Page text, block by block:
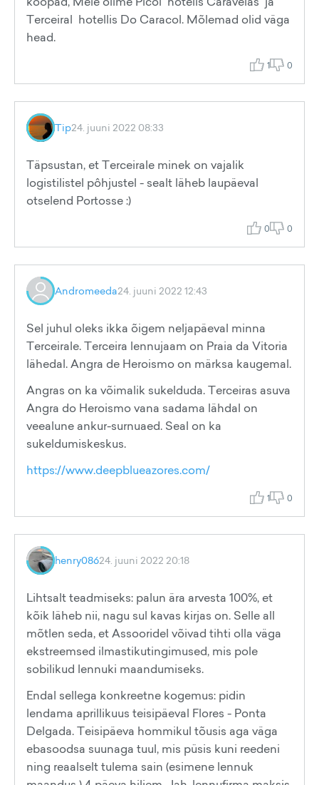
Terceiral hotellis Do Caracol. Mõlemad olid väga
head.
1 0
Tip24. juuni 2022 08:33
Täpsustan, et Terceirale minek on vajalik
logistilistel pôhjustel - sealt läheb laupäeval
otselend Portosse :)
0 0
Andromeeda24. juuni 2022 12:43
Sel juhul oleks ikka õigem neljapäeval minna
Terceirale. Terceira lennujaam on Praia da Vitoria
lähedal. Angra de Heroismo on märksa kaugemal.
Angras on ka võimalik sukelduda. Terceiras asuva
Angra do Heroismo vana sadama lähdal on
veealune ankur-surnuaed. Seal on ka
sukeldumiskeskus.
https://www.deepblueazores.com/
1 0
henry08624. juuni 2022 20:18
Lihtsalt teadmiseks: palun ära arvesta 100%, et
kõik läheb nii, nagu sul kavas kirjas on. Selle all
mõtlen seda, et Assooridel võivad tihti olla väga
ekstreemsed ilmastikutingimused, mis pole
sobilikud lennuki maandumiseks.
Endal sellega konkreetne kogemus: pidin
lendama aprillikuus teisipäeval Flores - Ponta
Delgada. Teisipäeva hommikul tõusis aga väga
ebasoodsa suunaga tuul, mis püsis kuni reedeni
ning reaalselt tulema sain (esimene lennuk